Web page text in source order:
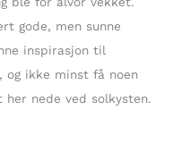
gode, men sunne
inspirasjon til
og ikke minst få noen
nede ved solkysten.